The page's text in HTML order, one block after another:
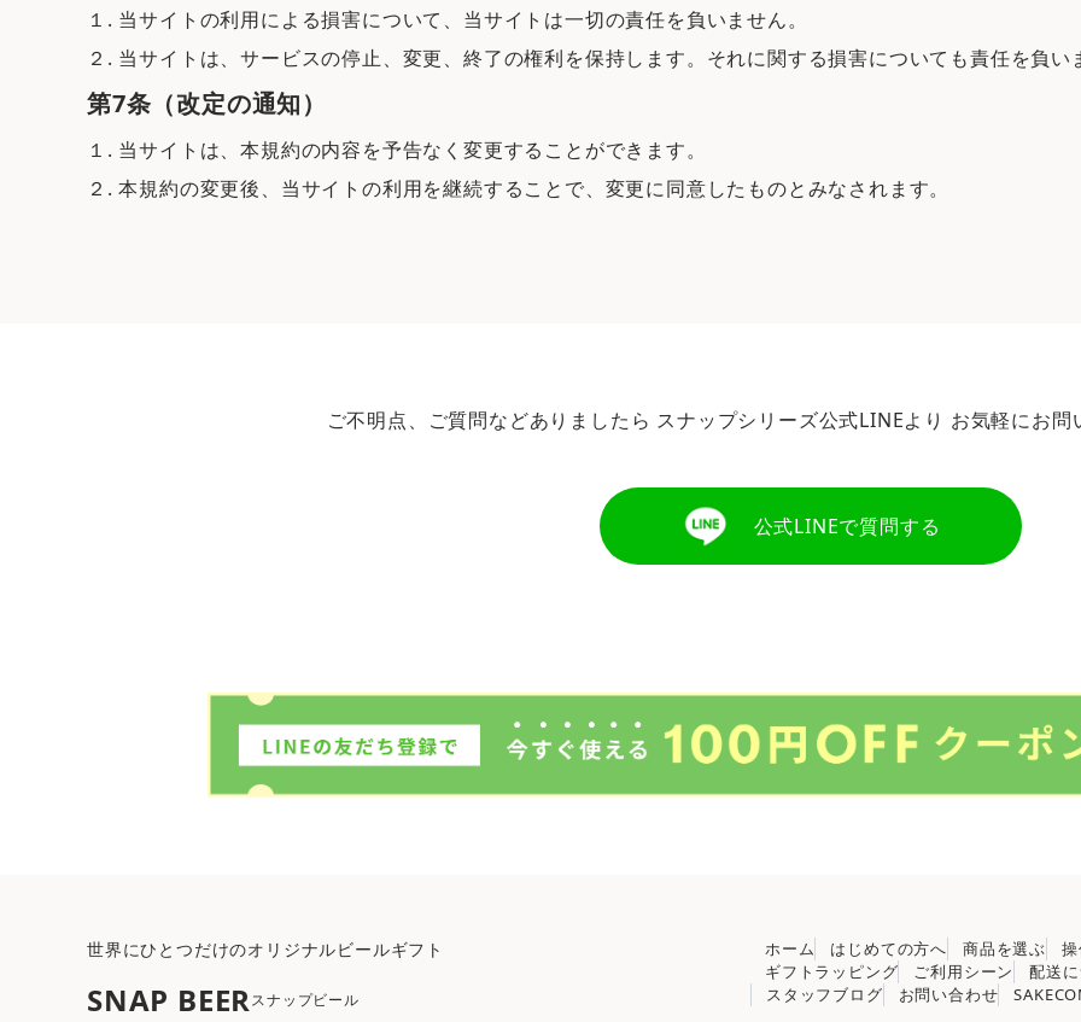
１. 当サイトの利用による損害について、当サイトは一切の責任を負いません。
２. 当サイトは、サービスの停止、変更、終了の権利を保持します。それに関する損害についても責任を負い
第7条（改定の通知）
１. 当サイトは、本規約の内容を予告なく変更することができます。
２. 本規約の変更後、当サイトの利用を継続することで、変更に同意したものとみなされます。
ご不明点、ご質問などありましたら スナップシリーズ公式LINEより お気軽にお問
公式LINEで質問する
世界にひとつだけのオリジナルビールギフト
SNAP BEERスナップビール
ホーム はじめての方へ 商品を選ぶ
ギフトラッピング
ご利用シーン 配送
スタッフブログ
お問い合わせ